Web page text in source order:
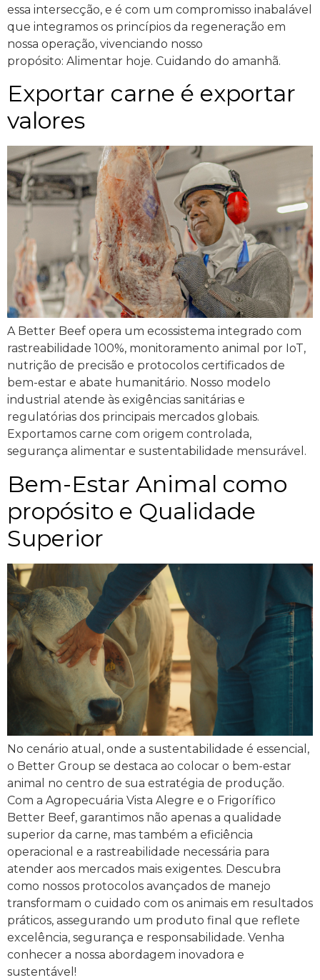
essa intersecção, e é com um compromisso inabalável
que integramos os princípios da regeneração em
nossa operação, vivenciando nosso
propósito: Alimentar hoje. Cuidando do amanhã.
Exportar carne é exportar
valores
A Better Beef opera um ecossistema integrado com
rastreabilidade 100%, monitoramento animal por IoT,
nutrição de precisão e protocolos certificados de
bem-estar e abate humanitário. Nosso modelo
industrial atende às exigências sanitárias e
regulatórias dos principais mercados globais.
Exportamos carne com origem controlada,
segurança alimentar e sustentabilidade mensurável.
Bem-Estar Animal como
propósito e Qualidade
Superior
No cenário atual, onde a sustentabilidade é essencial,
o Better Group se destaca ao colocar o bem-estar
animal no centro de sua estratégia de produção.
Com a Agropecuária Vista Alegre e o Frigorífico
Better Beef, garantimos não apenas a qualidade
superior da carne, mas também a eficiência
operacional e a rastreabilidade necessária para
atender aos mercados mais exigentes. Descubra
como nossos protocolos avançados de manejo
transformam o cuidado com os animais em resultados
práticos, assegurando um produto final que reflete
excelência, segurança e responsabilidade. Venha
conhecer a nossa abordagem inovadora e
sustentável!